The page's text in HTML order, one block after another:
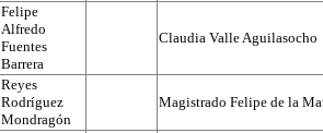
Felipe
Alfredo
Fuentes
Barrera
Claudia Valle Aguilasocho
Reyes
Rodríguez
Mondragón
Magistrado Felipe de la